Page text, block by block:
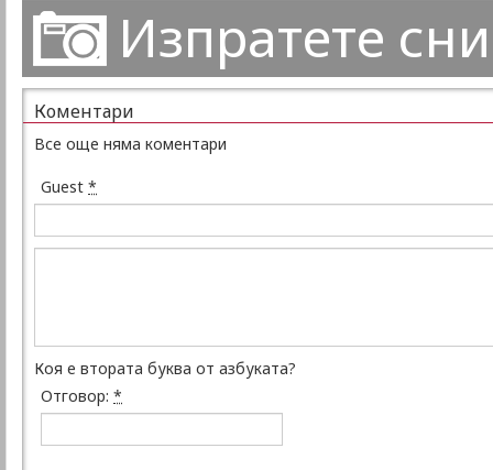
Изпратете
Коментари
Все още няма коментари
Guest *
Коя е втората буква от азбуката?
Отговор: *